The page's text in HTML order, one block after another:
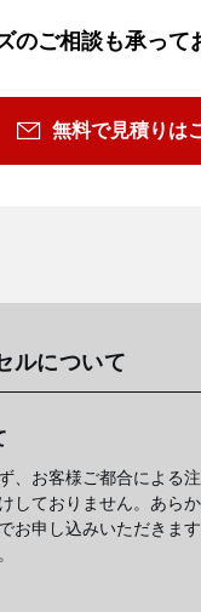
のご相談も承って
無料で見積りは
ルについて
、お客様ご都合による注
しておりません。あらか
お申し込みいただきます